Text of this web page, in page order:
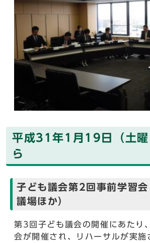
平成31年1月19日（土
ら
子ども議会第2回事前学習
議場ほか）
第3回子ども議会の開催にあたり
会が開催され、リハーサルが実施